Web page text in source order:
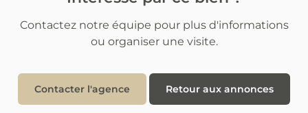
Contactez notre équipe pour plus d'informations
ou organiser une visite.
Contacter l'agence Retour aux annonces